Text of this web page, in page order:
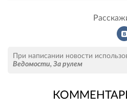
При написании новости
Ведомости, За рулем